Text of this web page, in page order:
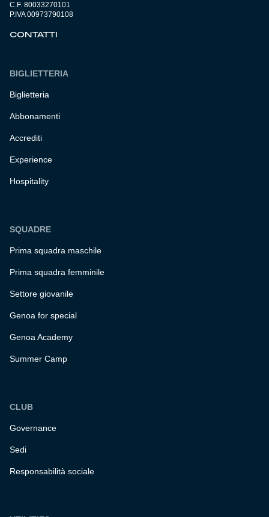
C.F. 80033270101
P.IVA 00973790108
CONTATTI
BIGLIETTERIA
Biglietteria
Abbonamenti
Accrediti
Experience
Hospitality
SQUADRE
Prima squadra maschile
Prima squadra femminile
Settore giovanile
Genoa for special
Genoa Academy
Summer Camp
CLUB
Governance
Sedi
Responsabilità sociale